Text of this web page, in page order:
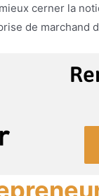
cerner la
de marchand